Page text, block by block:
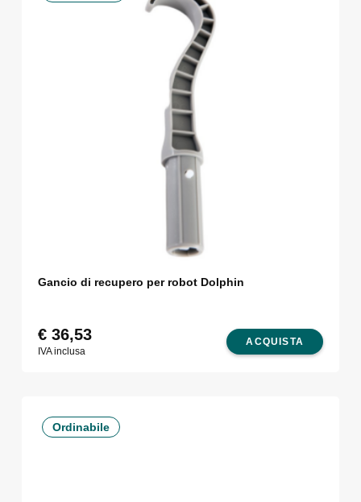
Gancio di recupero per robot Dolphin
ACQUISTA
€36,53
IVA inclusa
Ordinabile